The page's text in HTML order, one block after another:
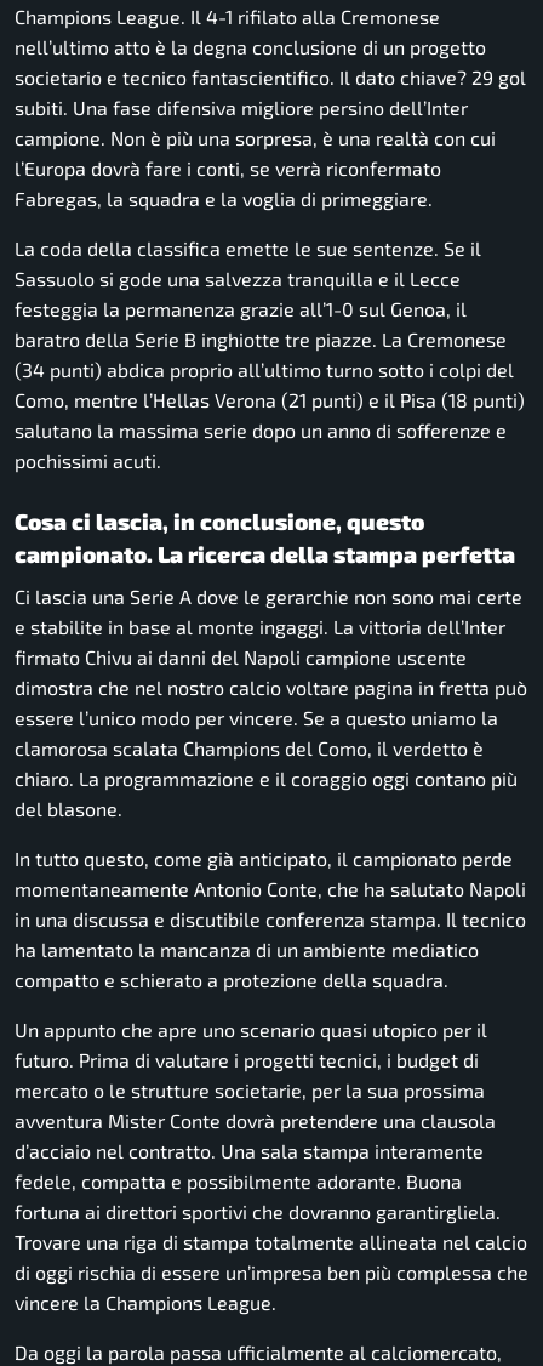
Champions League. Il 4-1 rifilato alla Cremonese
nell’ultimo atto è la degna conclusione di un progetto
societario e tecnico fantascientifico. Il dato chiave? 29 gol
subiti. Una fase difensiva migliore persino dell’Inter
campione. Non è più una sorpresa, è una realtà con cui
l’Europa dovrà fare i conti, se verrà riconfermato
Fabregas, la squadra e la voglia di primeggiare.
La coda della classifica emette le sue sentenze. Se il
Sassuolo si gode una salvezza tranquilla e il Lecce
festeggia la permanenza grazie all’1-0 sul Genoa, il
baratro della Serie B inghiotte tre piazze. La Cremonese
(34 punti) abdica proprio all’ultimo turno sotto i colpi del
Como, mentre l’Hellas Verona (21 punti) e il Pisa (18 punti)
salutano la massima serie dopo un anno di sofferenze e
pochissimi acuti.
Cosa ci lascia, in conclusione, questo
campionato. La ricerca della stampa perfetta
Ci lascia una Serie A dove le gerarchie non sono mai certe
e stabilite in base al monte ingaggi. La vittoria dell’Inter
firmato Chivu ai danni del Napoli campione uscente
dimostra che nel nostro calcio voltare pagina in fretta può
essere l’unico modo per vincere. Se a questo uniamo la
clamorosa scalata Champions del Como, il verdetto è
chiaro. La programmazione e il coraggio oggi contano più
del blasone.
In tutto questo, come già anticipato, il campionato perde
momentaneamente Antonio Conte, che ha salutato Napoli
in una discussa e discutibile conferenza stampa. Il tecnico
ha lamentato la mancanza di un ambiente mediatico
compatto e schierato a protezione della squadra.
Un appunto che apre uno scenario quasi utopico per il
futuro. Prima di valutare i progetti tecnici, i budget di
mercato o le strutture societarie, per la sua prossima
avventura Mister Conte dovrà pretendere una clausola
d’acciaio nel contratto. Una sala stampa interamente
fedele, compatta e possibilmente adorante. Buona
fortuna ai direttori sportivi che dovranno garantirgliela.
Trovare una riga di stampa totalmente allineata nel calcio
di oggi rischia di essere un’impresa ben più complessa che
vincere la Champions League.
Da oggi la parola passa ufficialmente al calciomercato,